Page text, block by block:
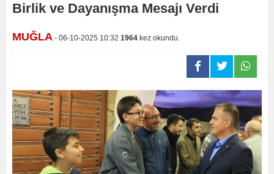
Birlik ve Dayanışma Mesajı Verdi
MUĞLA - 06-10-2025 10:32 1964 kez okundu.